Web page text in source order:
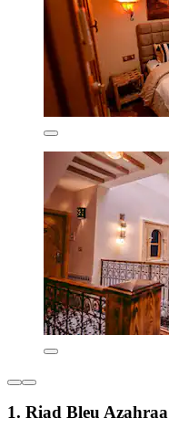
1. Riad Bleu Azahraa